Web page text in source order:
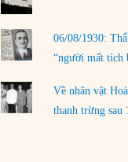
06/08/1930:
“người mất tích
Về nhân vật
thanh trừng sau